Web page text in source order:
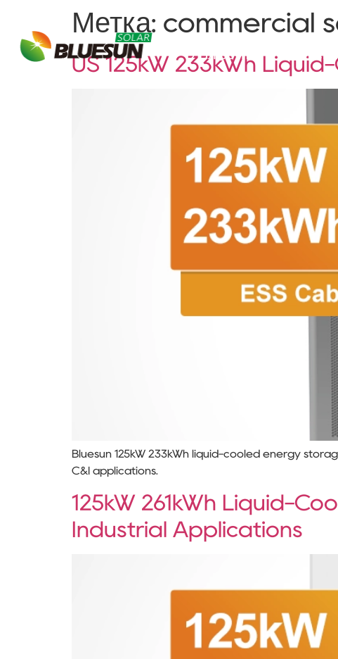
О Блюсуне
Метка: commercial
US 125kW 233kWh
Bluesun 125kW 233kWh liquid-cooled energy
C&I applications.
125kW 261kWh Liquid-
Industrial Applications